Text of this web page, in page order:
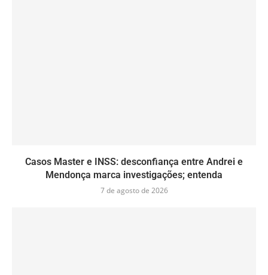
Casos Master e INSS: desconfiança entre Andrei e
Mendonça marca investigações; entenda
7 de agosto de 2026